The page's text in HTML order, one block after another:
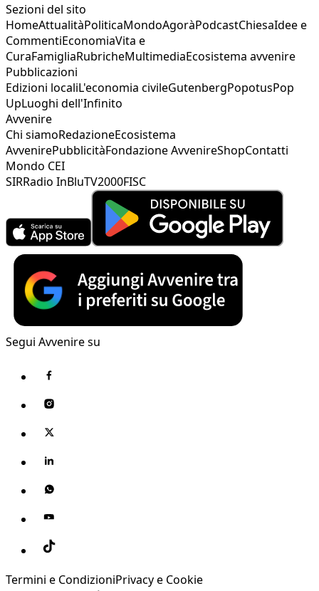
Sezioni del sito
HomeAttualitàPoliticaMondoAgoràPodcastChiesaIdee e
CommentiEconomiaVita e
CuraFamigliaRubricheMultimediaEcosistema avvenire
Pubblicazioni
Edizioni localiL'economia civileGutenbergPopotusPop
UpLuoghi dell'Infinito
Avvenire
Chi siamoRedazioneEcosistema
AvvenirePubblicitàFondazione AvvenireShopContatti
Mondo CEI
SIRRadio InBluTV2000FISC
Segui Avvenire su
Termini e CondizioniPrivacy e Cookie